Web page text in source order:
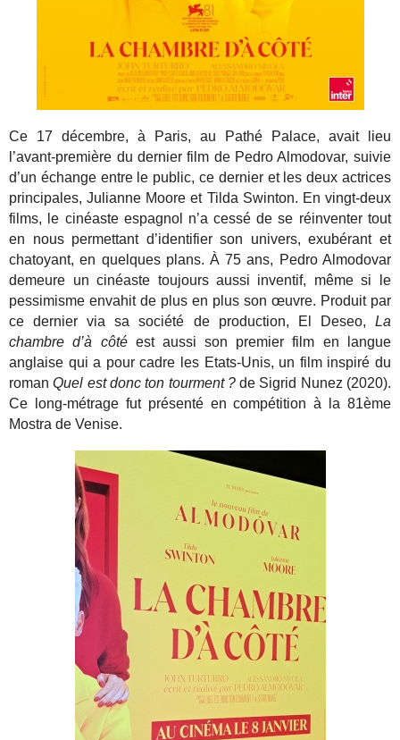
Ce 17 décembre, à Paris, au Pathé Palace, avait lieu
l’avant-première du dernier film de Pedro Almodovar, suivie
d’un échange entre le public, ce dernier et les deux actrices
principales, Julianne Moore et Tilda Swinton. En vingt-deux
films, le cinéaste espagnol n’a cessé de se réinventer tout
en nous permettant d’identifier son univers, exubérant et
chatoyant, en quelques plans. À 75 ans, Pedro Almodovar
demeure un cinéaste toujours aussi inventif, même si le
pessimisme envahit de plus en plus son œuvre. Produit par
ce dernier via sa société de production, El Deseo, La
chambre d’à côtéest aussi son premier film en langue
anglaise qui a pour cadre les Etats-Unis, un film inspiré du
romanQuel est donc ton tourment ?de Sigrid Nunez (2020).
Ce long-métrage fut présenté en compétition à la 81ème
Mostra de Venise.